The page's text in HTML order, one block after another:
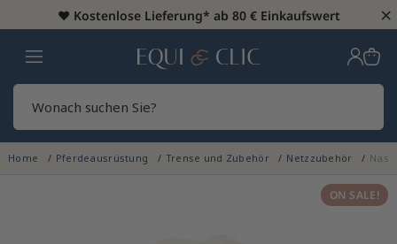
♥️ Kostenlose Lieferung* ab 80 € Einkaufswert ×
Heim
Home Pferdeausrüstung Trense und Zubehör Netzzubehör
ON SALE!